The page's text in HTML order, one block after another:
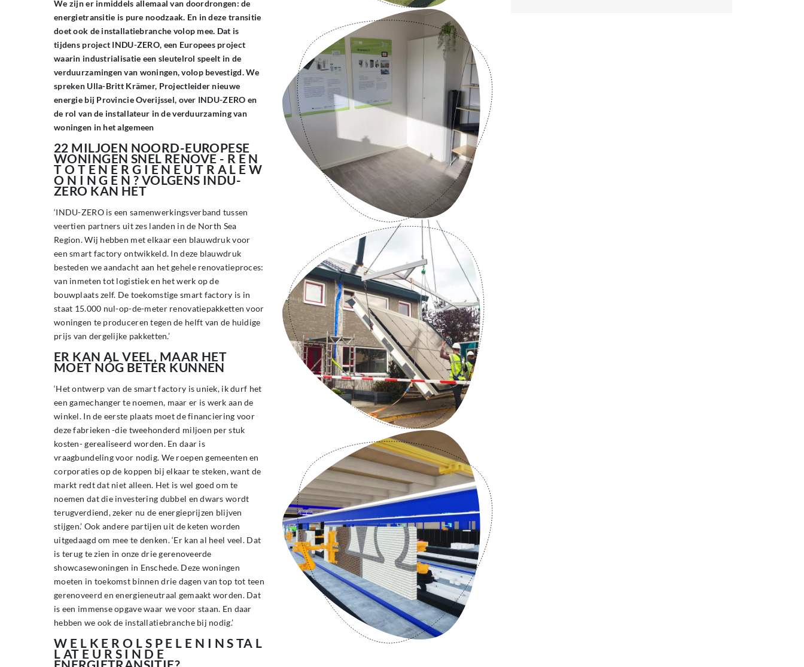
We zijn er inmiddels allemaal van doordrongen: de
energietransitie is pure noodzaak. En in deze transitie
doet ook de installatiebranche volop mee. Dat is
tijdens project INDU-ZERO, een Europees project
waarin industrialisatie een sleutelrol speelt in de
verduurzamingen van woningen, volop bevestigd. We
spreken Ulla-Britt Krämer, Projectleider nieuwe
energie bij Provincie Overijssel, over INDU-ZERO en
de rol van de installateur in de verduurzaming van
woningen in het algemeen
22 MILJOEN NOORD-EUROPESE
WONINGEN SNEL RENOVE - R E N
T O T E N E R G I E N E U T R A L E W
O N I N G E N ? VOLGENS INDU-
ZERO KAN HET
‘INDU-ZERO is een samenwerkingsverband tussen
veertien partners uit zes landen in de North Sea
Region. Wij hebben met elkaar een blauwdruk voor
een smart factory ontwikkeld. In deze blauwdruk
besteden we aandacht aan het gehele renovatieproces:
van inmeten tot logistiek en het werk op de
bouwplaats zelf. De toekomstige smart factory is in
staat 15.000 nul-op-de-meter renovatiepakketten voor
woningen te produceren tegen de helft van de huidige
prijs van dergelijke pakketten.’
ER KAN AL VEEL, MAAR HET
MOET NÓG BETER KUNNEN
‘Het ontwerp van de smart factory is uniek, ik durf het
een gamechanger te noemen, maar er is werk aan de
winkel. In de eerste plaats moet de financiering voor
deze fabrieken -die tweehonderd miljoen per stuk
kosten- gerealiseerd worden. En daar is
vraagbundeling voor nodig. We roepen gemeenten en
corporaties op de koppen bij elkaar te steken, want de
markt redt dat niet alleen. Het is wel goed om te
noemen dat die investering dubbel en dwars wordt
terugverdiend, zeker nu de energieprijzen blijven
stijgen.’ Ook andere partijen uit de keten worden
uitgedaagd om mee te denken. ‘Er kan al heel veel. Dat
is terug te zien in onze drie gerenoveerde
showcasewoningen in Enschede. Deze woningen
moeten in toekomst binnen drie dagen van top tot teen
gerenoveerd en energieneutraal gemaakt worden. Dat
is een immense opgave waar we voor staan. En daar
hebben we ook de installatiebranche bij nodig.’
W E L K E R O L S P E L E N I N S TA L
L AT E U R S I N D E